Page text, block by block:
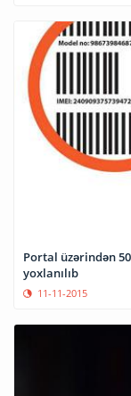
Portal üzərindən
yoxlanılıb
11-11-2015